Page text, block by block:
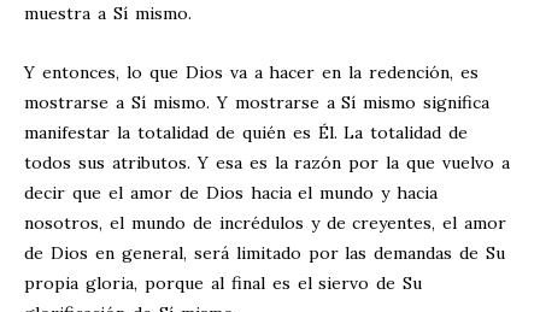
muestra a Sí mismo.
Y entonces, lo que Dios va a hacer en la redención, es
mostrarse a Sí mismo. Y mostrarse a Sí mismo significa
manifestar la totalidad de quién es Él. La totalidad de
todos sus atributos. Y esa es la razón por la que vuelvo a
decir que el amor de Dios hacia el mundo y hacia
nosotros, el mundo de incrédulos y de creyentes, el amor
de Dios en general, será limitado por las demandas de Su
propia gloria, porque al final es el siervo de Su